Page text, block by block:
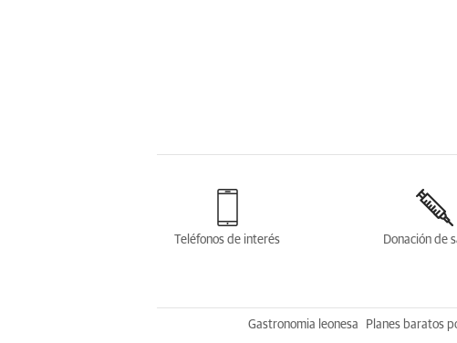
Teléfonos de interés Donación de
Gastronomia leonesa Planes baratos